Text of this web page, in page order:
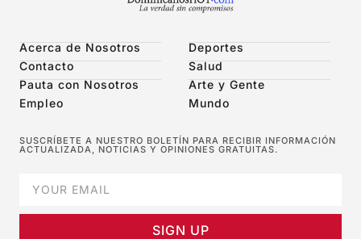
Acerca de Nosotros
Contacto
Pauta con Nosotros
Empleo
Deportes
Salud
Arte y Gente
Mundo
SUSCRÍBETE A NUESTRO BOLETÍN PARA RECIBIR INFORMACIÓN
ACTUALIZADA, NOTICIAS Y OPINIONES GRATUITAS.
SIGN UP